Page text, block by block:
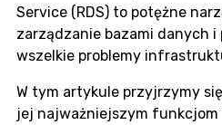
Service (RDS) to potężne
zarządzanie bazami danych
wszelkie problemy
W tym artykule przyjrzymy się
jej najważniejszym funkcjom